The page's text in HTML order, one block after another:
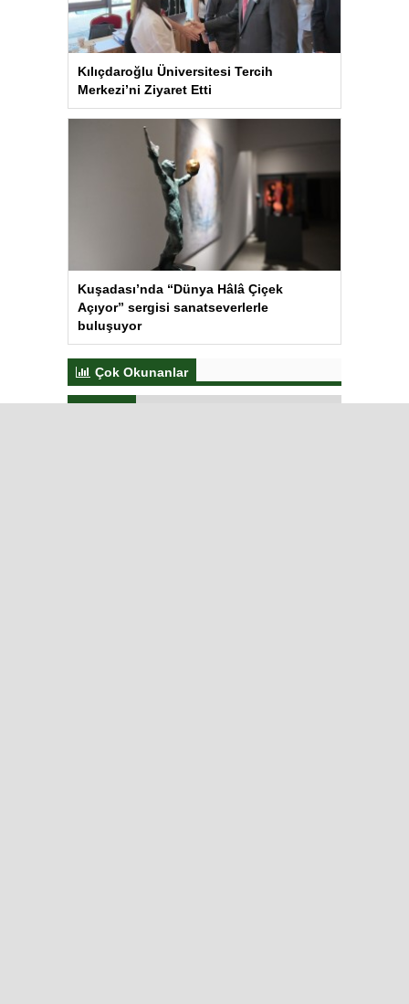
Kılıçdaroğlu Üniversitesi Tercih
Merkezi’ni Ziyaret Etti
Kuşadası’nda “Dünya Hâlâ Çiçek
Açıyor” sergisi sanatseverlerle
buluşuyor
Çok Okunanlar